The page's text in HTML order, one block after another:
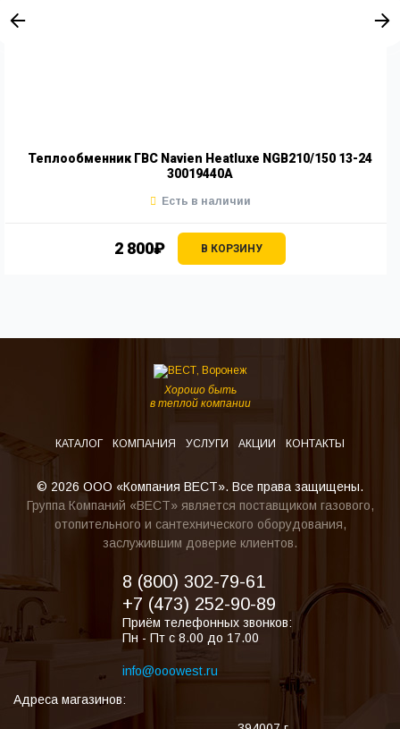
Теплообменник ГВС Navien Heatluxe NGB210/150 13-24
30019440A
2 800₽ В КОРЗИНУ
Есть в наличии
Хорошо быть
в теплой компании
КАТАЛОГ КОМПАНИЯ УСЛУГИ АКЦИИ КОНТАКТЫ
© 2026 ООО «Компания ВЕСТ». Все права защищены.
Группа Компаний «ВЕСТ» является поставщиком газового,
отопительного и сантехнического оборудования,
заслужившим доверие клиентов.
8 (800) 302-79-61
+7 (473) 252-90-89
Приём телефонных звонков:
Пн - Пт с 8.00 до 17.00
info@ooowest.ru
Адреса магазинов: